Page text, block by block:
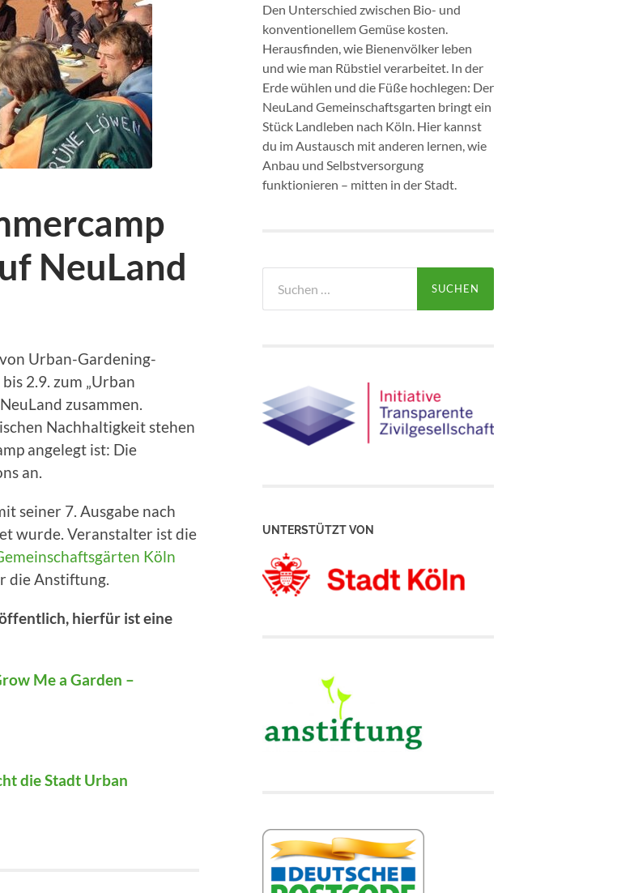
NeuLand
Urban-Gardening-
2.9. zum „Urban
zusammen.
Nachhaltigkeit stehen
angelegt ist: Die
an.
seiner 7. Ausgabe nach
wurde. Veranstalter ist die
Köln
die Anstiftung.
hierfür ist eine
Me a Garden –
die Stadt Urban
Den Unterschied zwischen Bio- und
konventionellem Gemüse kosten.
Herausfinden, wie Bienenvölker leben
und wie man Rübstiel verarbeitet. In der
Erde wühlen und die Füße hochlegen: Der
NeuLand Gemeinschaftsgarten bringt ein
Stück Landleben nach Köln. Hier kannst
du im Austausch mit anderen lernen, wie
Anbau und Selbstversorgung
funktionieren – mitten in der Stadt.
nach:
UNTERSTÜTZT VON